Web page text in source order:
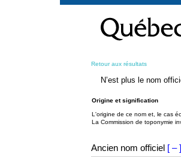
contenu
Retour aux résultats
N’est plus le nom
Origine et signification
L'origine de ce nom et, le cas
La Commission de toponymie
Ancien nom officiel [ – ]